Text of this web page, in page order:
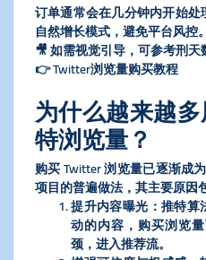
订单通常会在几分钟内开始
自然增长模式，避免平台风控。
🎥 如需视觉引导，可参考刑
👉 Twitter浏览量购买教程
为什么越来越
特浏览量？
购买 Twitter 浏览量已逐渐成
项目的普遍做法，其主要原因
​提升内容曝光​ ：推特
动的内容，购买浏览
颈，进入推荐流。